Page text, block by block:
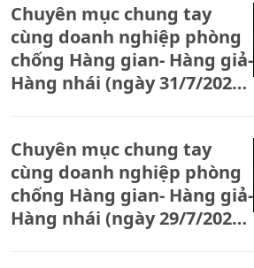
trên mạng
Chuyên mục chung tay
cùng doanh nghiệp phòng
chống Hàng gian- Hàng giả-
Hàng nhái (ngày 31/7/2026):
ngăn chặn hàng lậu, hàng
giả
Chuyên mục chung tay
cùng doanh nghiệp phòng
chống Hàng gian- Hàng giả-
Hàng nhái (ngày 29/7/2026):